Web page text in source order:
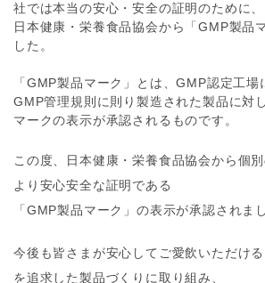
社では本当の安心・安全の証明のために、
日本健康・栄養食品協会から「GMP製品
した。
「GMP製品マーク」とは、GMP認定工
GMP管理規則に則り製造された製品に対
マークの表示が承認されるものです。
この度、日本健康・栄養食品協会から個別
より安心安全な証明である
「GMP製品マーク」の表示が承認されま
今後も皆さまが安心してご愛飲いただけ
を追求した製品づくりに取り組み、